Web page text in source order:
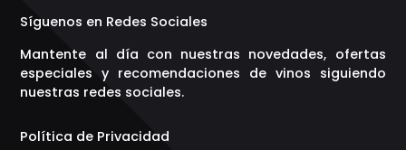
Síguenos en Redes Sociales
Mantente al día con nuestras novedades, ofertas
especiales y recomendaciones de vinos siguiendo
nuestras redes sociales.
Política de Privacidad